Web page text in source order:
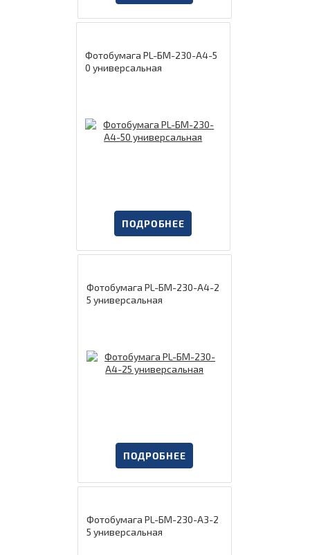
Фотобумага PL-БМ-230-А4-5
0 универсальная
ПОДРОБНЕЕ
Фотобумага PL-БМ-230-А4-2
5 универсальная
ПОДРОБНЕЕ
Фотобумага PL-БМ-230-А3-2
5 универсальная